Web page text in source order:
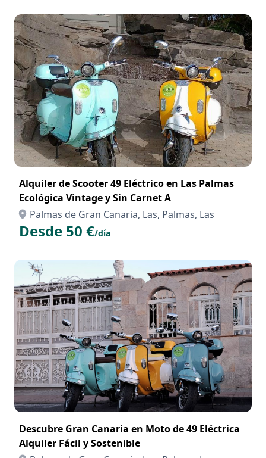
Alquiler de Scooter 49 Eléctrico en Las Palmas
Ecológica Vintage y Sin Carnet A
Palmas de Gran Canaria, Las, Palmas, Las
Desde 50 €/día
Descubre Gran Canaria en Moto de 49 Eléctrica
Alquiler Fácil y Sostenible